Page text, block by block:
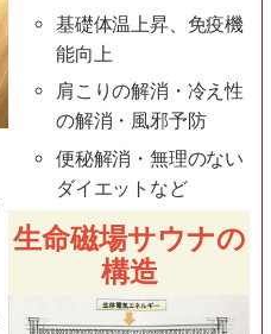
基礎体温上昇、免疫機
能向上
肩こりの解消・冷え性
の解消・風邪予防
便秘解消・無理のない
ダイエットなど
生命磁場サウナの
構造